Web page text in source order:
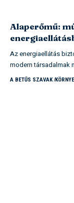
Alaperőmű:
Az energiaellátás
modern társadalmak
A BETŰS SZAVAK